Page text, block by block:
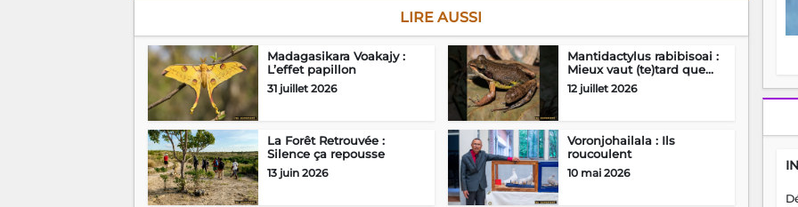
LIRE AUSSI
Madagasikara Voakajy :
L’effet papillon
31 juillet 2026
Mantidactylus rabibisoai :
Mieux vaut (te)tard que...
12 juillet 2026
La Forêt Retrouvée :
Silence ça repousse
13 juin 2026
Voronjohailala : Ils
roucoulent
10 mai 2026